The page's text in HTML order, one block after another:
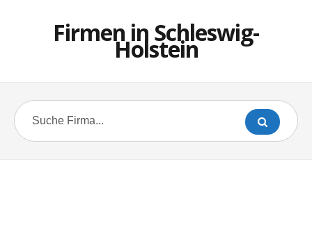
Firmen in Schleswig-
Holstein